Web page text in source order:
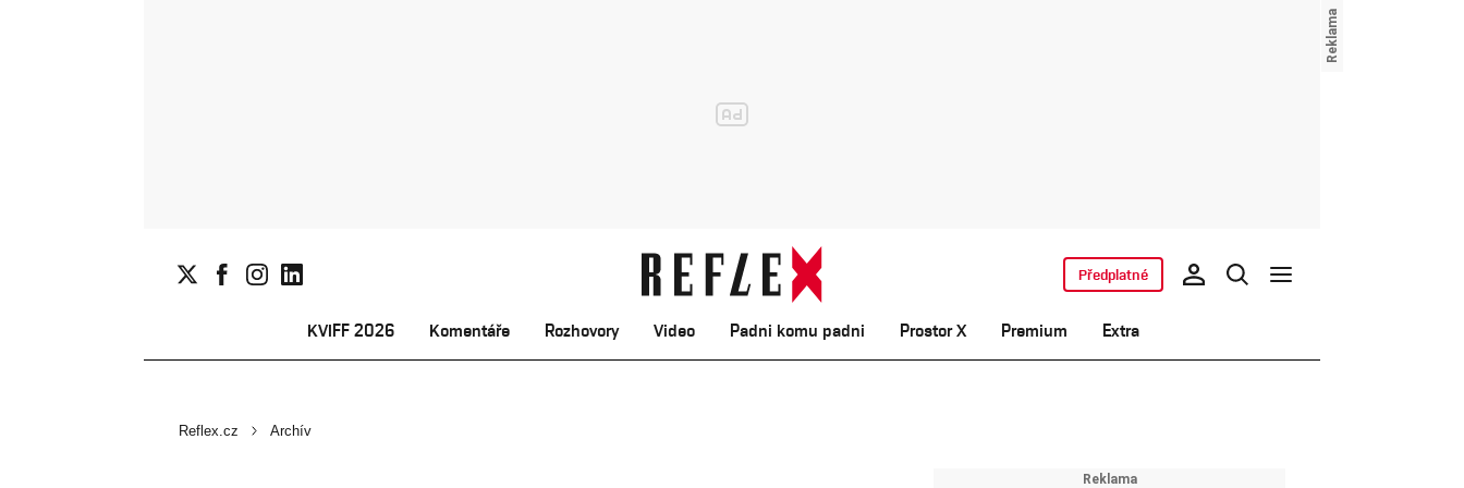
KVIFF 2026 Komentáře Rozhovory Video Padni komu padni Prostor X Premium Extra
Předplatné
Reflex.cz Archív